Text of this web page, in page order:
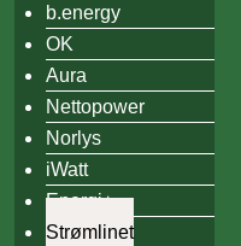
b.energy
OK
Aura
Nettopower
Norlys
iWatt
Energi+
Strømlinet